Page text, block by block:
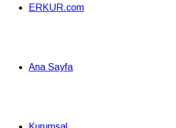
ERKUR.com
Ana Sayfa